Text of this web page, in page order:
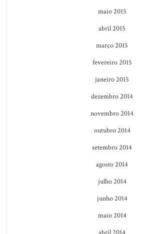
maio 2015
abril 2015
março 2015
fevereiro 2015
janeiro 2015
dezembro 2014
novembro 2014
outubro 2014
setembro 2014
agosto 2014
julho 2014
junho 2014
maio 2014